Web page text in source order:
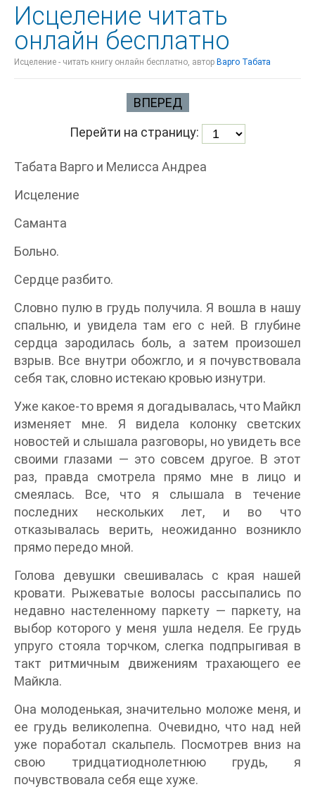
Исцеление читать
онлайн бесплатно
Исцеление - читать книгу онлайн бесплатно, автор Варго Табата
ВПЕРЕД
Перейти на страницу:
Табата Варго и Мелисса Андреа
Исцеление
Саманта
Больно.
Сердце разбито.
Словно пулю в грудь получила. Я вошла в нашу
спальню, и увидела там его с ней. В глубине
сердца зародилась боль, а затем произошел
взрыв. Все внутри обожгло, и я почувствовала
себя так, словно истекаю кровью изнутри.
Уже какое-то время я догадывалась, что Майкл
изменяет мне. Я видела колонку светских
новостей и слышала разговоры, но увидеть все
своими глазами — это совсем другое. В этот
раз, правда смотрела прямо мне в лицо и
смеялась. Все, что я слышала в течение
последних нескольких лет, и во что
отказывалась верить, неожиданно возникло
прямо передо мной.
Голова девушки свешивалась с края нашей
кровати. Рыжеватые волосы рассыпались по
недавно настеленному паркету — паркету, на
выбор которого у меня ушла неделя. Ее грудь
упруго стояла торчком, слегка подпрыгивая в
такт ритмичным движениям трахающего ее
Майкла.
Она молоденькая, значительно моложе меня, и
ее грудь великолепна. Очевидно, что над ней
уже поработал скальпель. Посмотрев вниз на
свою тридцатиоднолетнюю грудь, я
почувствовала себя еще хуже.